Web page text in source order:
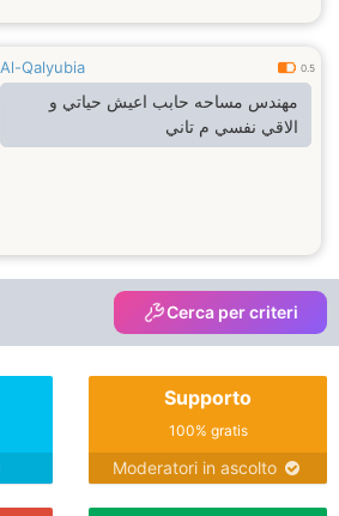
Al-Qalyubia 0.5
مهندس مساحه حابب اعيش حياتي و
الاقي نفسي م تاني
Cerca per criteri
Supporto
100% gratis
Moderatori in ascolto